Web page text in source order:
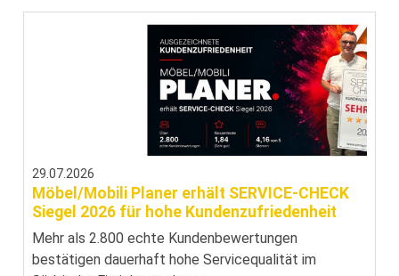
29.07.2026
Möbel/Mobili Planer erhält SERVICE-CHECK
Siegel 2026 für hohe Kundenzufriedenheit
Mehr als 2.800 echte Kundenbewertungen
bestätigen dauerhaft hohe Servicequalität im